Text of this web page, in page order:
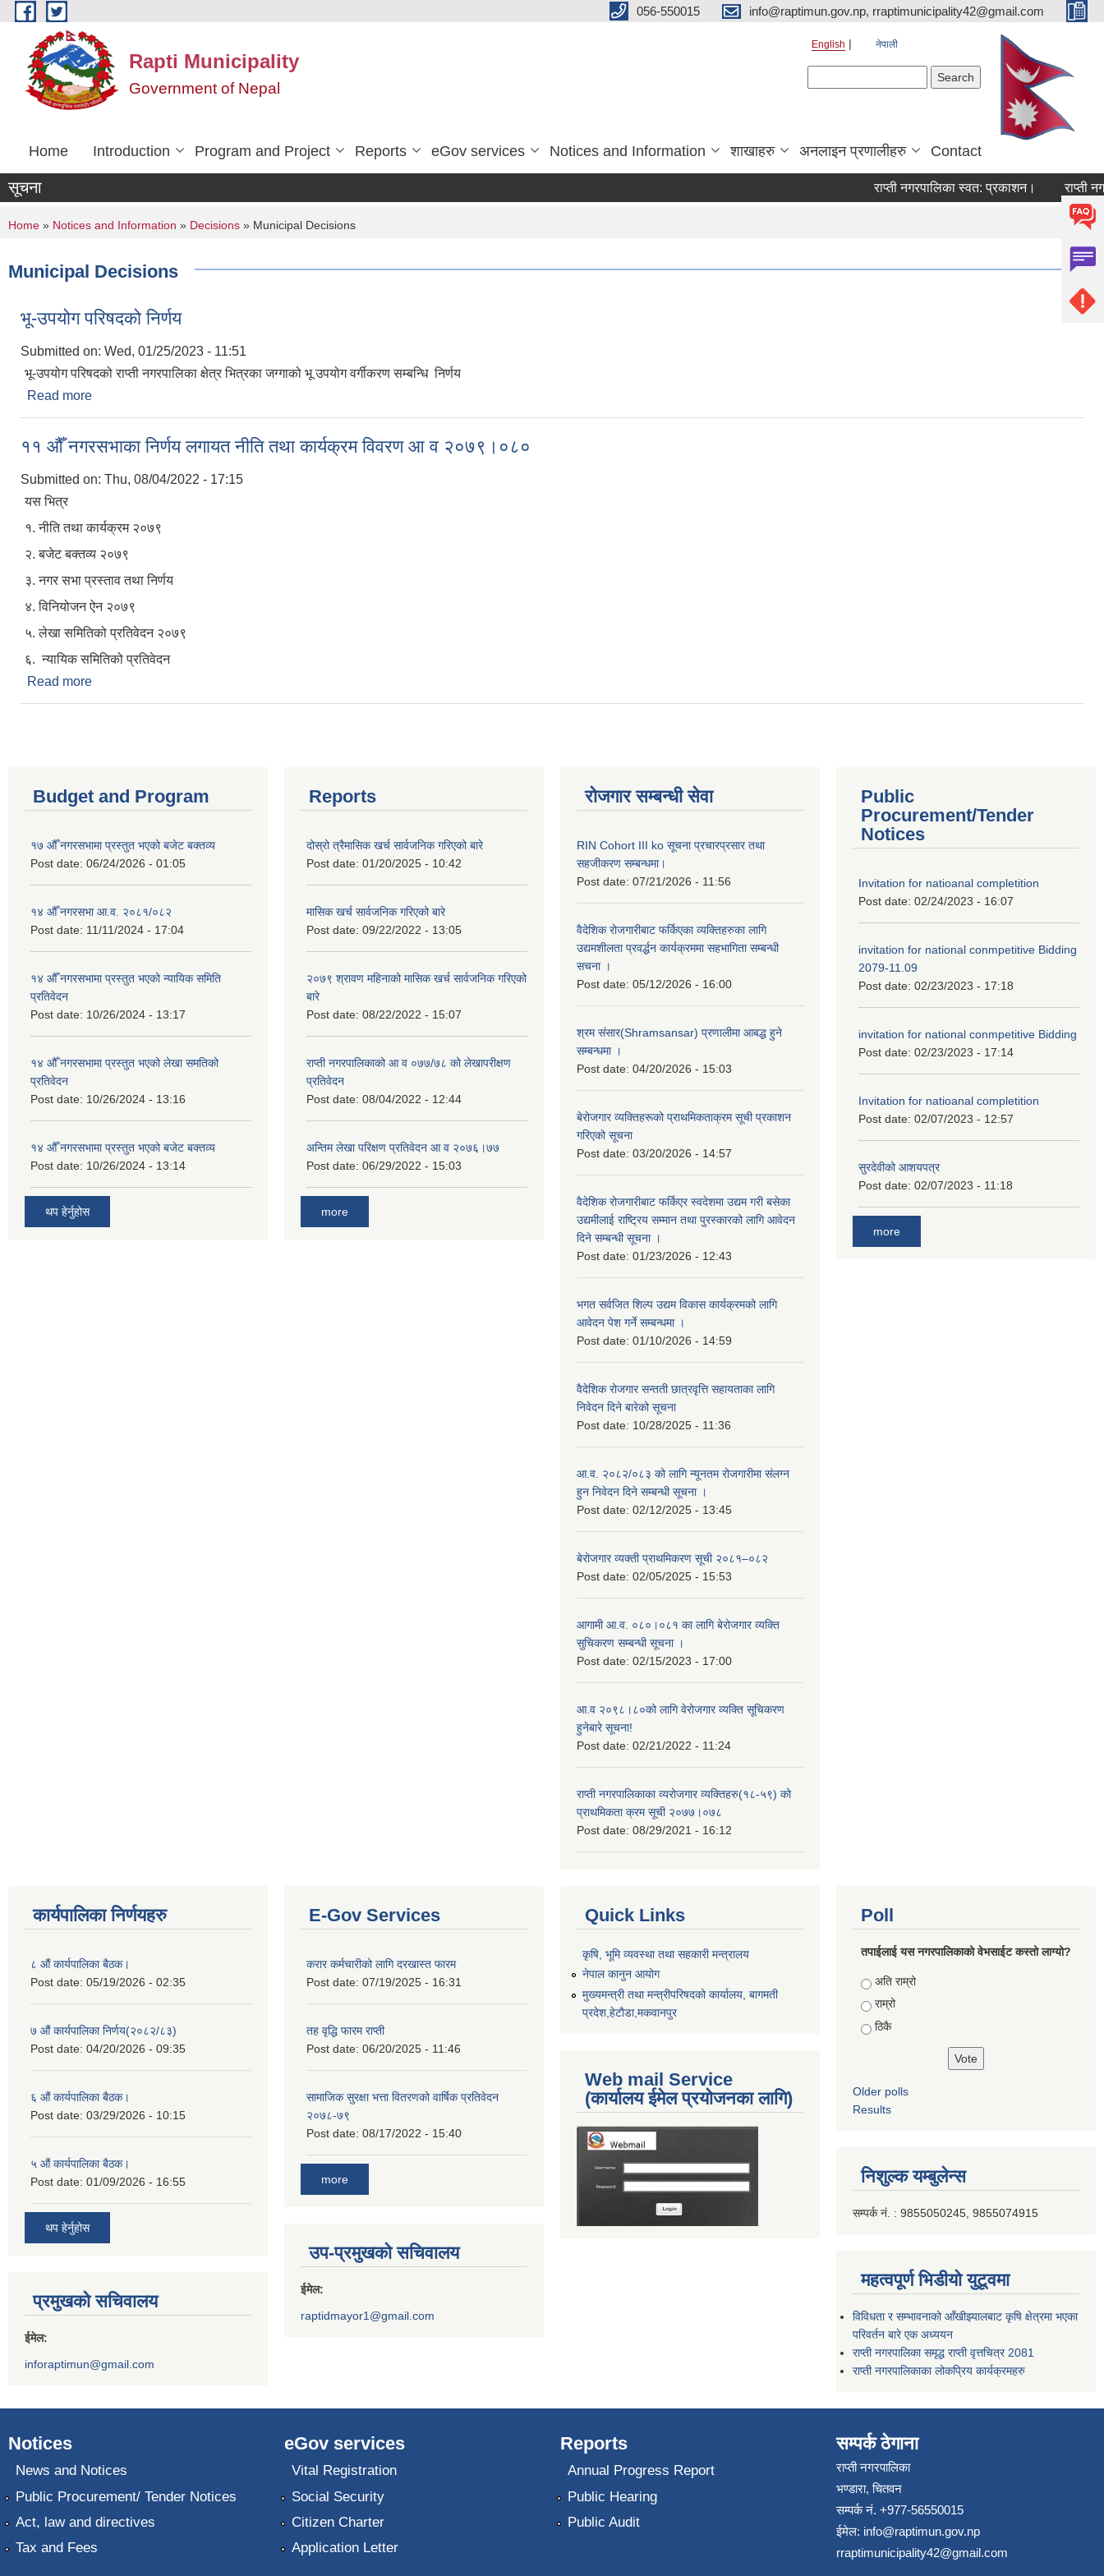
Skip to main content 056-550015 info@raptimun.gov.np, rraptimunicipality42@gmail.com
Rapti Municipality
Government of Nepal
English नेपाली
Home Introduction Program and Project Reports eGov services Notices and Information शाखाहरु अनलाइन प्रणालीहरु Contact
सूचना राप्ती नगरपालिका स्वत: प्रकाशन। राप्ती
You are here
Home » Notices and Information » Decisions » Municipal Decisions
Municipal Decisions
भू-उपयोग परिषदको निर्णय
Submitted on: Wed, 01/25/2023 - 11:51
भू-उपयोग परिषदको राप्ती नगरपालिका क्षेत्र भित्रका जग्गाको भू उपयोग वर्गीकरण सम्बन्धि निर्णय
Read more
११ औँ नगरसभाका निर्णय लगायत नीति तथा कार्यक्रम विवरण आ व २०७९।०८०
Submitted on: Thu, 08/04/2022 - 17:15
यस भित्र
१. नीति तथा कार्यक्रम २०७९
२. बजेट बक्तव्य २०७९
३. नगर सभा प्रस्ताव तथा निर्णय
४. विनियोजन ऐन २०७९
५. लेखा समितिको प्रतिवेदन २०७९
६. न्यायिक समितिको प्रतिवेदन
Read more
Budget and Program
१७ औँ नगरसभामा प्रस्तुत भएको बजेट बक्तव्य
Post date: 06/24/2026 - 01:05
१४ औँ नगरसभा आ.व. २०८१/०८२
Post date: 11/11/2024 - 17:04
१४ औँ नगरसभामा प्रस्तुत भएको न्यायिक समिति
प्रतिवेदन
Post date: 10/26/2024 - 13:17
१४ औँ नगरसभामा प्रस्तुत भएको लेखा समतिको
प्रतिवेदन
Post date: 10/26/2024 - 13:16
१४ औँ नगरसभामा प्रस्तुत भएको बजेट बक्तव्य
Post date: 10/26/2024 - 13:14
थप हेर्नुहोस
Reports
दोस्रो त्रैमासिक खर्च सार्वजनिक गरिएको बारे
Post date: 01/20/2025 - 10:42
मासिक खर्च सार्वजनिक गरिएको बारे
Post date: 09/22/2022 - 13:05
२०७९ श्रावण महिनाको मासिक खर्च सार्वजनिक गरिएको
बारे
Post date: 08/22/2022 - 15:07
राप्ती नगरपालिकाको आ व ०७७/७८ को लेखापरीक्षण
प्रतिवेदन
Post date: 08/04/2022 - 12:44
अन्तिम लेखा परिक्षण प्रतिवेदन आ व २०७६।७७
Post date: 06/29/2022 - 15:03
more
रोजगार सम्बन्धी सेवा
RIN Cohort III ko सूचना प्रचारप्रसार तथा
सहजीकरण सम्बन्धमा।
Post date: 07/21/2026 - 11:56
वैदेशिक रोजगारीबाट फर्किएका व्यक्तिहरुका लागि
उद्यमशीलता प्रवर्द्धन कार्यक्रममा सहभागिता सम्बन्धी
सचना ।
Post date: 05/12/2026 - 16:00
श्रम संसार(Shramsansar) प्रणालीमा आबद्ध हुने
सम्बन्धमा ।
Post date: 04/20/2026 - 15:03
बेरोजगार व्यक्तिहरूको प्राथमिकताक्रम सूची प्रकाशन
गरिएको सूचना
Post date: 03/20/2026 - 14:57
वैदेशिक रोजगारीबाट फर्किएर स्वदेशमा उद्यम गरी बसेका
उद्यमीलाई राष्ट्रिय सम्मान तथा पुरस्कारको लागि आवेदन
दिने सम्बन्धी सूचना ।
Post date: 01/23/2026 - 12:43
भगत सर्वजित शिल्प उद्यम विकास कार्यक्रमको लागि
आवेदन पेश गर्ने सम्बन्धमा ।
Post date: 01/10/2026 - 14:59
वैदेशिक रोजगार सन्तती छात्रवृत्ति सहायताका लागि
निवेदन दिने बारेको सूचना
Post date: 10/28/2025 - 11:36
आ.व. २०८२/०८३ को लागि न्यूनतम रोजगारीमा संलग्न
हुन निवेदन दिने सम्बन्धी सूचना ।
Post date: 02/12/2025 - 13:45
बेरोजगार व्यक्ती प्राथमिकरण सूची २०८१–०८२
Post date: 02/05/2025 - 15:53
आगामी आ.व. ०८०।०८१ का लागि बेरोजगार व्यक्ति
सुचिकरण सम्बन्धी सूचना ।
Post date: 02/15/2023 - 17:00
आ.व २०९८।८०को लागि वेरोजगार व्यक्ति सूचिकरण
हुनेबारे सूचना!
Post date: 02/21/2022 - 11:24
राप्ती नगरपालिकाका व्यरोजगार व्यक्तिहरु(१८-५९) को
प्राथमिकता क्रम सूची २०७७।०७८
Post date: 08/29/2021 - 16:12
Public
Procurement/Tender
Notices
Invitation for natioanal completition
Post date: 02/24/2023 - 16:07
invitation for national conmpetitive Bidding
2079-11.09
Post date: 02/23/2023 - 17:18
invitation for national conmpetitive Bidding
Post date: 02/23/2023 - 17:14
Invitation for natioanal completition
Post date: 02/07/2023 - 12:57
सुरदेवीको आशयपत्र
Post date: 02/07/2023 - 11:18
more
कार्यपालिका निर्णयहरु
८ औं कार्यपालिका बैठक।
Post date: 05/19/2026 - 02:35
७ औं कार्यपालिका निर्णय(२०८२/८३)
Post date: 04/20/2026 - 09:35
६ औं कार्यपालिका बैठक।
Post date: 03/29/2026 - 10:15
५ औं कार्यपालिका बैठक।
Post date: 01/09/2026 - 16:55
थप हेर्नुहोस
प्रमुखको सचिवालय
ईमेल:
inforaptimun@gmail.com
E-Gov Services
करार कर्मचारीको लागि दरखास्त फारम
Post date: 07/19/2025 - 16:31
तह वृद्धि फारम राप्ती
Post date: 06/20/2025 - 11:46
सामाजिक सुरक्षा भत्ता वितरणको वार्षिक प्रतिवेदन
२०७८-७९
Post date: 08/17/2022 - 15:40
more
उप-प्रमुखको सचिवालय
ईमेल:
raptidmayor1@gmail.com
Quick Links
कृषि, भूमि व्यवस्था तथा सहकारी मन्त्रालय
नेपाल कानुन आयोग
मुख्यमन्त्री तथा मन्त्रीपरिषदको कार्यालय, बागमती
प्रदेश,हेटाैडा,मकवानपुर
Web mail Service
(कार्यालय ईमेल प्रयोजनका लागि)
Poll
तपाईलाई यस नगरपालिकाको वेभसाईट कस्तो लाग्यो?
Choices
अति राम्रो
राम्रो
ठिकै
Older polls
Results
निशुल्क यम्बुलेन्स
सम्पर्क नं. : 9855050245, 9855074915
महत्वपूर्ण भिडीयो युटूवमा
विविधता र सम्भावनाको आँखीझ्यालबाट कृषि क्षेत्रमा भएका
परिवर्तन बारे एक अध्ययन
राप्ती नगरपालिका समृद्ध राप्ती वृत्तचित्र 2081
राप्ती नगरपालिकाका लोकप्रिय कार्यक्रमहरु
Notices
News and Notices
Public Procurement/ Tender Notices
Act, law and directives
Tax and Fees
eGov services
Vital Registration
Social Security
Citizen Charter
Application Letter
Reports
Annual Progress Report
Public Hearing
Public Audit
सम्पर्क ठेगाना
राप्ती नगरपालिका
भण्डारा, चितवन
सम्पर्क नं. +977-56550015
ईमेल: info@raptimun.gov.np
rraptimunicipality42@gmail.com